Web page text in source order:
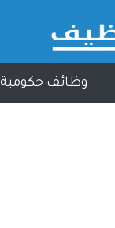
وظائف حكومية